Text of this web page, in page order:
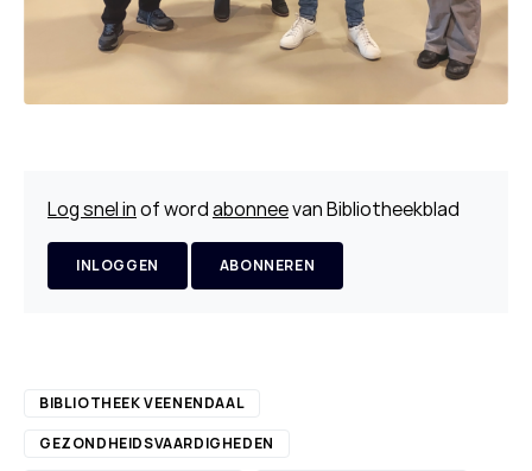
Log snel inof wordabonneevan Bibliotheekblad
INLOGGEN ABONNEREN
BIBLIOTHEEK VEENENDAAL
GEZONDHEIDSVAARDIGHEDEN